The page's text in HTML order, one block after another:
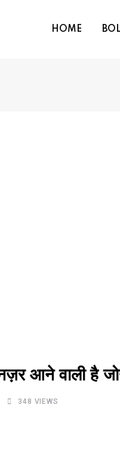
HOME
आने वाली है
348 VIEWS